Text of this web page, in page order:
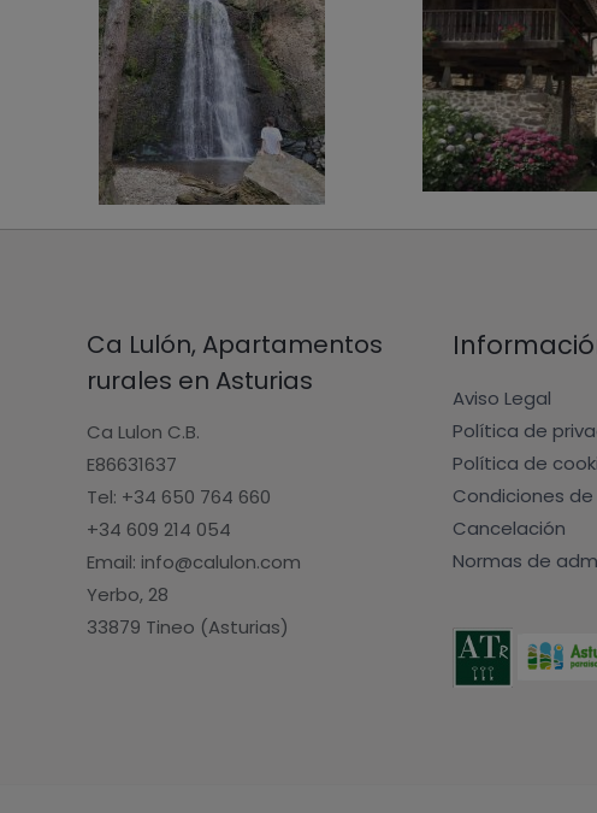
Ca Lulón, Apartamentos
rurales en Asturias
Ca Lulon C.B.
E86631637
Tel: +34 650 764 660
+34 609 214 054
Email: info@calulon.com
Yerbo, 28
33879 Tineo (Asturias)
Aviso Legal
Política de
Política de
Condiciones
Cancelación
Normas de